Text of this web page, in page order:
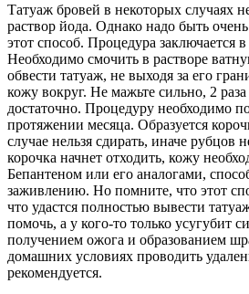
Татуаж бровей в некоторых случаях
раствор йода. Однако надо быть
этот способ. Процедура заключается
Необходимо смочить в растворе
обвести татуаж, не выходя за его
кожу вокруг. Не мажьте сильно, 2
достаточно. Процедуру необходимо
протяжении месяца. Образуется
случае нельзя сдирать, иначе рубцов
корочка начнет отходить, кожу
Бепантеном или его аналогами,
заживлению. Но помните, что этот
что удастся полностью вывести
помочь, а у кого-то только усугубит
получением ожога и образованием
домашних условиях проводить
рекомендуется.